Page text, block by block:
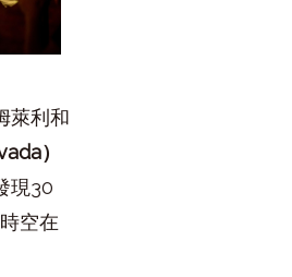
萊利和
）
現30
空在